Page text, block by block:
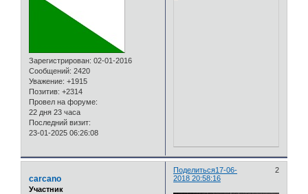
Зарегистрирован: 02-01-2016
Сообщений: 2420
Уважение: +1915
Позитив: +2314
Провел на форуме:
22 дня 23 часа
Последний визит:
23-01-2025 06:26:08
Поделиться 2
17-06-
2018 20:58:16
carcano
Участник